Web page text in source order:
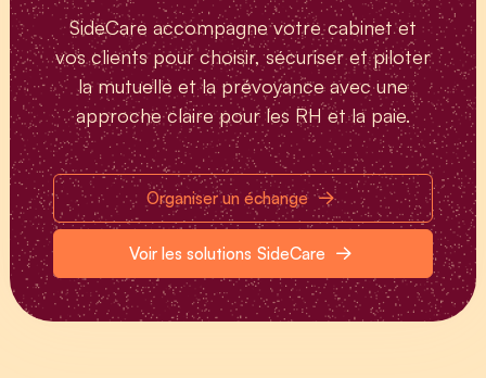
SideCare accompagne votre cabinet et
vos clients pour choisir, sécuriser et piloter
la mutuelle et la prévoyance avec une
approche claire pour les RH et la paie.
Organiser un échange
Voir les solutions SideCare